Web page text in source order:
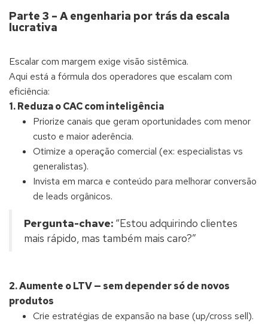
Parte 3 – A engenharia por trás da escala
lucrativa
Escalar com margem exige visão sistêmica.
Aqui está a fórmula dos operadores que escalam com
eficiência:
1. Reduza o CAC com inteligência
Priorize canais que geram oportunidades com menor
custo e maior aderência.
Otimize a operação comercial (ex: especialistas vs
generalistas).
Invista em marca e conteúdo para melhorar conversão
de leads orgânicos.
Pergunta-chave: “Estou adquirindo clientes
mais rápido, mas também mais caro?”
2. Aumente o LTV — sem depender só de novos
produtos
Crie estratégias de expansão na base (up/cross sell).